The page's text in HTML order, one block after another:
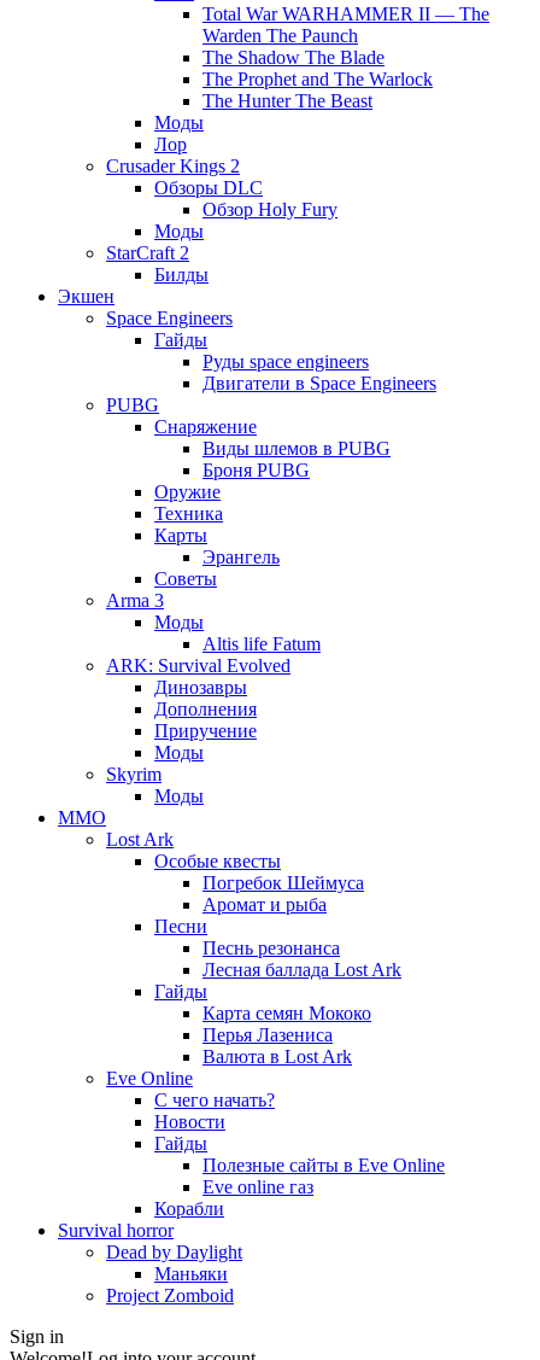
Total War WARHAMMER II — The
Warden The Paunch
The Shadow The Blade
The Prophet and The Warlock
The Hunter The Beast
Моды
Лор
Crusader Kings 2
Обзоры DLC
Обзор Holy Fury
Моды
StarCraft 2
Билды
Экшен
Space Engineers
Гайды
Руды space engineers
Двигатели в Space Engineers
PUBG
Снаряжение
Виды шлемов в PUBG
Броня PUBG
Оружие
Техника
Карты
Эрангель
Советы
Arma 3
Моды
Altis life Fatum
ARK: Survival Evolved
Динозавры
Дополнения
Приручение
Моды
Skyrim
Моды
ММО
Lost Ark
Особые квесты
Погребок Шеймуса
Аромат и рыба
Песни
Песнь резонанса
Лесная баллада Lost Ark
Гайды
Карта семян Мококо
Перья Лазениса
Валюта в Lost Ark
Eve Online
С чего начать?
Новости
Гайды
Полезные сайты в Eve Online
Eve online газ
Корабли
Survival horror
Dead by Daylight
Маньяки
Project Zomboid
Sign in